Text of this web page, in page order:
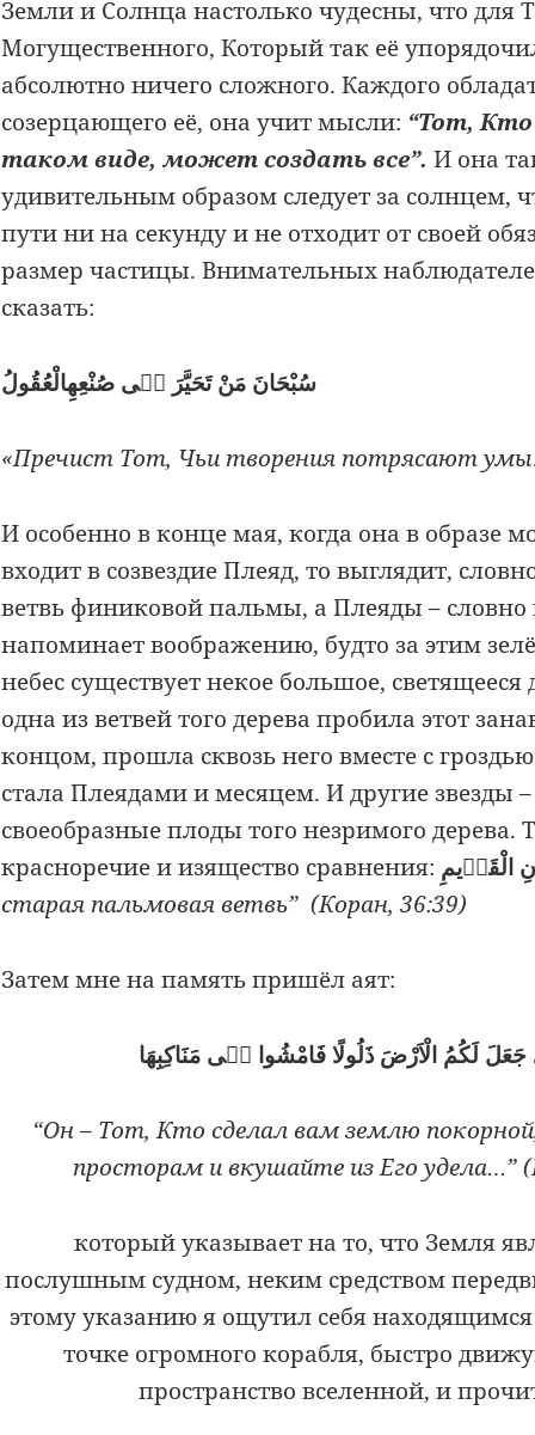
Земли и Солнца настолько чудесны, что для
Могущественного, Который так её
абсолютно ничего сложного. Каждого
созерцающего её, она учит мысли: “Тот, Кто
таком виде, может создать все”. И она
удивительным образом следует за солнцем,
пути ни на секунду и не отходит от своей
размер частицы. Внимательных
сказать:
«Пречист Тот, Чьи творения потрясают
И особенно в конце мая, когда она в образе
входит в созвездие Плеяд, то выглядит,
ветвь финиковой пальмы, а Плеяды – словно
напоминает воображению, будто за этим
небес существует некое большое, светящееся
одна из ветвей того дерева пробила этот
концом, прошла сквозь него вместе с
стала Плеядами и месяцем. И другие звезды
своеобразные плоды того незримого дерева.
красноречие и изящество сравнения:
старая пальмовая ветвь” (Коран, 36:39)
Затем мне на память пришёл аят:
“Он – Тот, Кто сделал вам землю
просторам и вкушайте из Его удела…”
который указывает на то, что Земля
послушным судном, неким средством
этому указанию я ощутил себя
точке огромного корабля, быстро
пространство вселенной, и